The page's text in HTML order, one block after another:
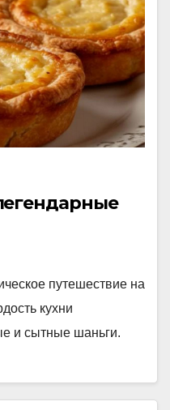
путешествие на
кухни
и сытные шаньги.